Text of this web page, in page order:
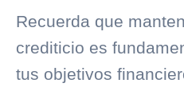
Recuerda que
crediticio es
tus objetivos